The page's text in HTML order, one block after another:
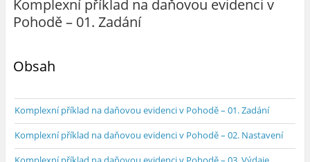
Komplexní příklad na daňovou evidenci v
Pohodě – 01. Zadání
Obsah
Komplexní příklad na daňovou evidenci v Pohodě – 01. Zadání
Komplexní příklad na daňovou evidenci v Pohodě – 02. Nastavení